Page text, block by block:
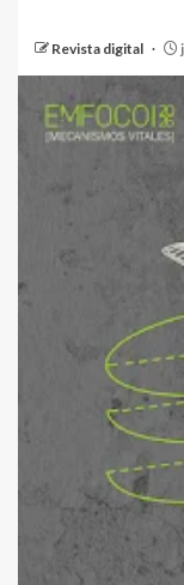
Revista digital